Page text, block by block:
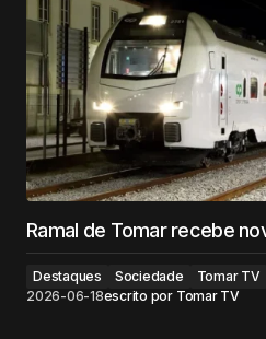
Ramal de Tomar recebe
Destaques Sociedade
Tomar TV
2026-06-18escrito por Tomar TV